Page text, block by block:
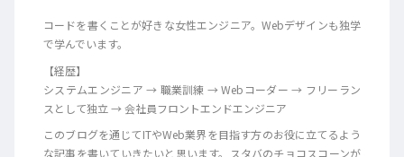
コードを書くことが好きな女性エンジニア。Webデザインも独学
で学んでいます。
【経歴】
システムエンジニア → 職業訓練 → Webコーダー → フリーラン
スとして独立 → 会社員フロントエンドエンジニア
このブログを通じてITやWeb業界を目指す方のお役に立てるよう
な記事を書いていきたいと思います。スタバのチョコスコーンが